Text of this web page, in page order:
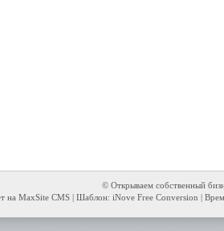
© Открываем собственный
на MaxSite CMS | Шаблон: iNove Free Conversion |